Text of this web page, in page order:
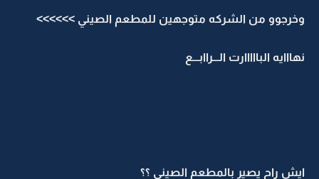
وخرجوو من الشركه متوجهين للمطعم الصيني >>>>>>
نهااايه البااااارت الـــراابـــع
ايش راح يصير بالمطعم الصيني ؟؟